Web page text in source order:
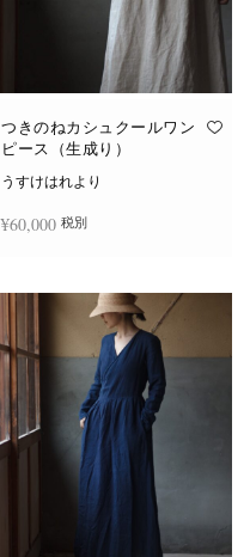
つきのねカシュクールワン
ピース（生成り）
うすけはれより
¥60,000 税別